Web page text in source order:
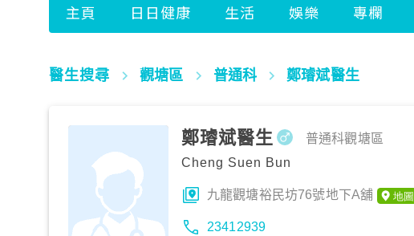
醫生搜尋 觀塘區 普通科 鄭璿斌醫生
鄭璿斌醫生
Cheng Suen Bun
普通科觀塘區
九龍觀塘裕民坊76號地下A舖
23412939